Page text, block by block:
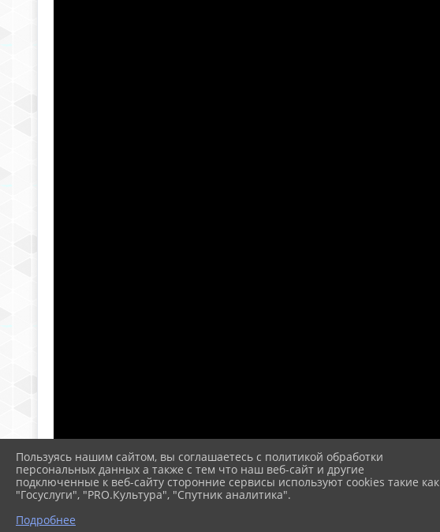
Пользуясь нашим сайтом, вы соглашаетесь с политикой обработки
персональных данных а также с тем что наш веб-сайт и другие
подключенные к веб-сайту сторонние сервисы используют cookies такие как
"Госуслуги", "PRO.Культура", "Спутник аналитика".
Подробнее